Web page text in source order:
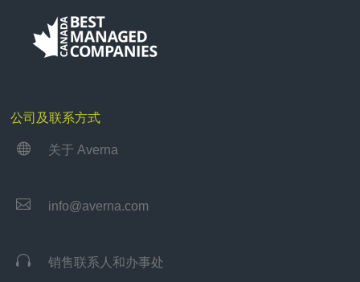
公司及联系方式
 关于 Averna
 info@averna.com
 销售联系人和办事处